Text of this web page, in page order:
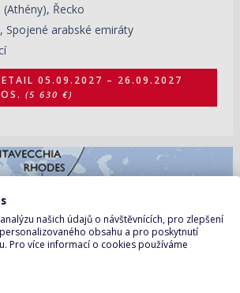
(Athény), Řecko
Spojené arabské emiráty
05.09.2027 – 26.09.2027
(5 630 €)
ZOBRAZIT DETAIL
– 12.11.2027
našich údajů o návštěvnících, pro zlepšení
obsahu a pro poskytnutí
Pro více informací o cookies používáme